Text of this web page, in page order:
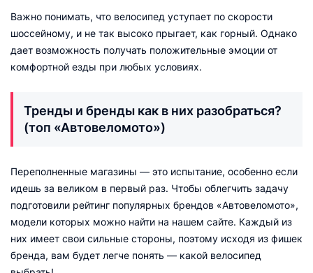
Важно понимать, что велосипед уступает по скорости
шоссейному, и не так высоко прыгает, как горный. Однако
дает возможность получать положительные эмоции от
комфортной езды при любых условиях.
Тренды и бренды как в них разобраться?
(топ «Автовеломото»)
Переполненные магазины — это испытание, особенно если
идешь за великом в первый раз. Чтобы облегчить задачу
подготовили рейтинг популярных брендов «Автовеломото»,
модели которых можно найти на нашем сайте. Каждый из
них имеет свои сильные стороны, поэтому исходя из фишек
бренда, вам будет легче понять — какой велосипед